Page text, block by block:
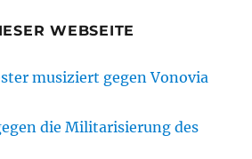
WEBSEITE
musiziert gegen Vonovia
die Militarisierung des